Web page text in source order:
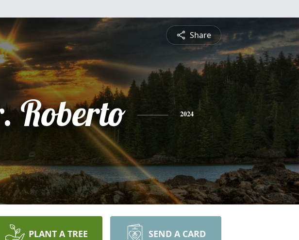
Share
Roberto 2024
PLANT A TREE SEND A CARD